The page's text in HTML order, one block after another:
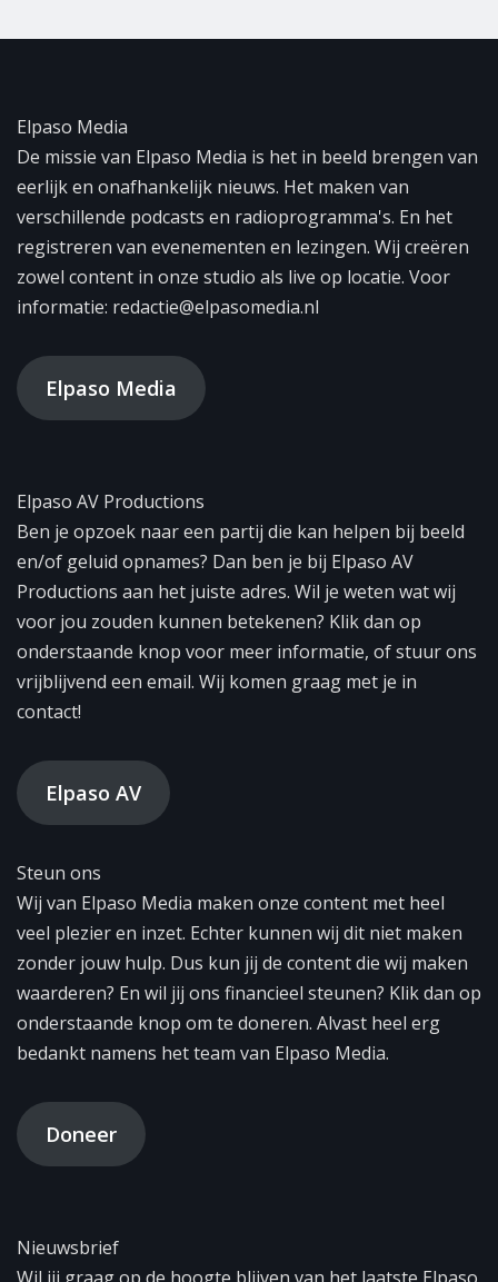
Elpaso Media
De missie van Elpaso Media is het in beeld brengen van
eerlijk en onafhankelijk nieuws. Het maken van
verschillende podcasts en radioprogramma's. En het
registreren van evenementen en lezingen. Wij creëren
zowel content in onze studio als live op locatie. Voor
informatie: redactie@elpasomedia.nl
Elpaso Media
Elpaso AV Productions
Ben je opzoek naar een partij die kan helpen bij beeld
en/of geluid opnames? Dan ben je bij Elpaso AV
Productions aan het juiste adres. Wil je weten wat wij
voor jou zouden kunnen betekenen? Klik dan op
onderstaande knop voor meer informatie, of stuur ons
vrijblijvend een email. Wij komen graag met je in
contact!
Elpaso AV
Steun ons
Wij van Elpaso Media maken onze content met heel
veel plezier en inzet. Echter kunnen wij dit niet maken
zonder jouw hulp. Dus kun jij de content die wij maken
waarderen? En wil jij ons financieel steunen? Klik dan op
onderstaande knop om te doneren. Alvast heel erg
bedankt namens het team van Elpaso Media.
Doneer
Nieuwsbrief